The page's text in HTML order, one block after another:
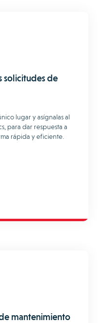
solicitudes de
lugar y asígnalas al
para dar respuesta a
rápida y eficiente.
mantenimiento